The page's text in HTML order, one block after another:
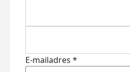
E-mailadres *